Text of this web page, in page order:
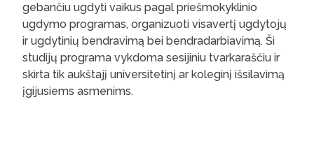
gebančiu ugdyti vaikus pagal priešmokyklinio
ugdymo programas, organizuoti visavertį ugdytojų
ir ugdytinių bendravimą bei bendradarbiavimą. Ši
studijų programa vykdoma sesijiniu tvarkaraščiu ir
skirta tik aukštajį universitetinį ar koleginį išsilavimą
įgijusiems asmenims.